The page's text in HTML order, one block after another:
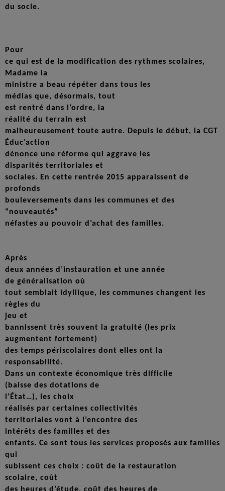
du socle.
Pour
ce qui est de la modification des rythmes scolaires,
Madame la
ministre a beau répéter dans tous les
médias que, désormais, tout
est rentré dans l’ordre, la
réalité du terrain est
malheureusement toute autre. Depuis le début, la CGT
Éduc’action
dénonce une réforme qui aggrave les
disparités territoriales et
sociales. En cette rentrée 2015 apparaissent de
profonds
bouleversements dans les communes et des
“nouveautés”
néfastes au pouvoir d’achat des familles.
Après
deux années d’instauration et une année
de généralisation où
tout semblait idyllique, les communes changent les
règles du
jeu et
bannissent très souvent la gratuité (les prix
augmentent fortement)
des temps périscolaires dont elles ont la
responsabilité.
Dans un contexte économique très difficile
(baisse des dotations de
l’État…), les choix
réalisés par certaines collectivités
territoriales vont à l’encontre des
intérêts des familles et des
enfants. Ce sont tous les services proposés aux familles
qui
subissent ces choix : coût de la restauration
scolaire, coût